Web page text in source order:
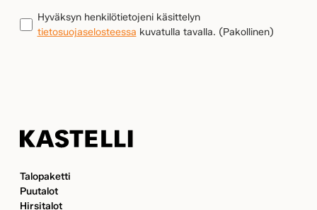
KAUPPIAASI
TIETOSUOJA(Pakollinen)
Hyväksyn henkilötietojeni käsittelyn
tietosuojaselosteessa kuvatulla tavalla. (Pakollinen)
Talopaketti
Puutalot
Hirsitalot